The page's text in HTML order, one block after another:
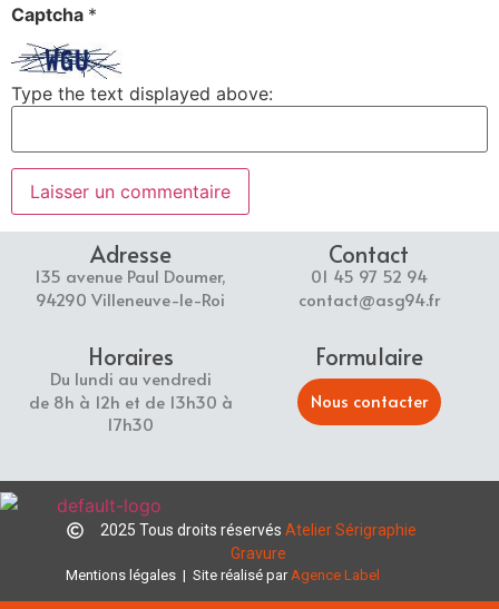
Captcha *
Type the text displayed above:
Adresse
135 avenue Paul Doumer,
94290 Villeneuve-le-Roi
Contact
01 45 97 52 94
contact@asg94.fr
Horaires
Du lundi au vendredi
de 8h à 12h et de 13h30 à
17h30
Formulaire
Nous contacter
2025 Tous droits réservés Atelier Sérigraphie
Gravure
Mentions légales | Site réalisé parAgence Label